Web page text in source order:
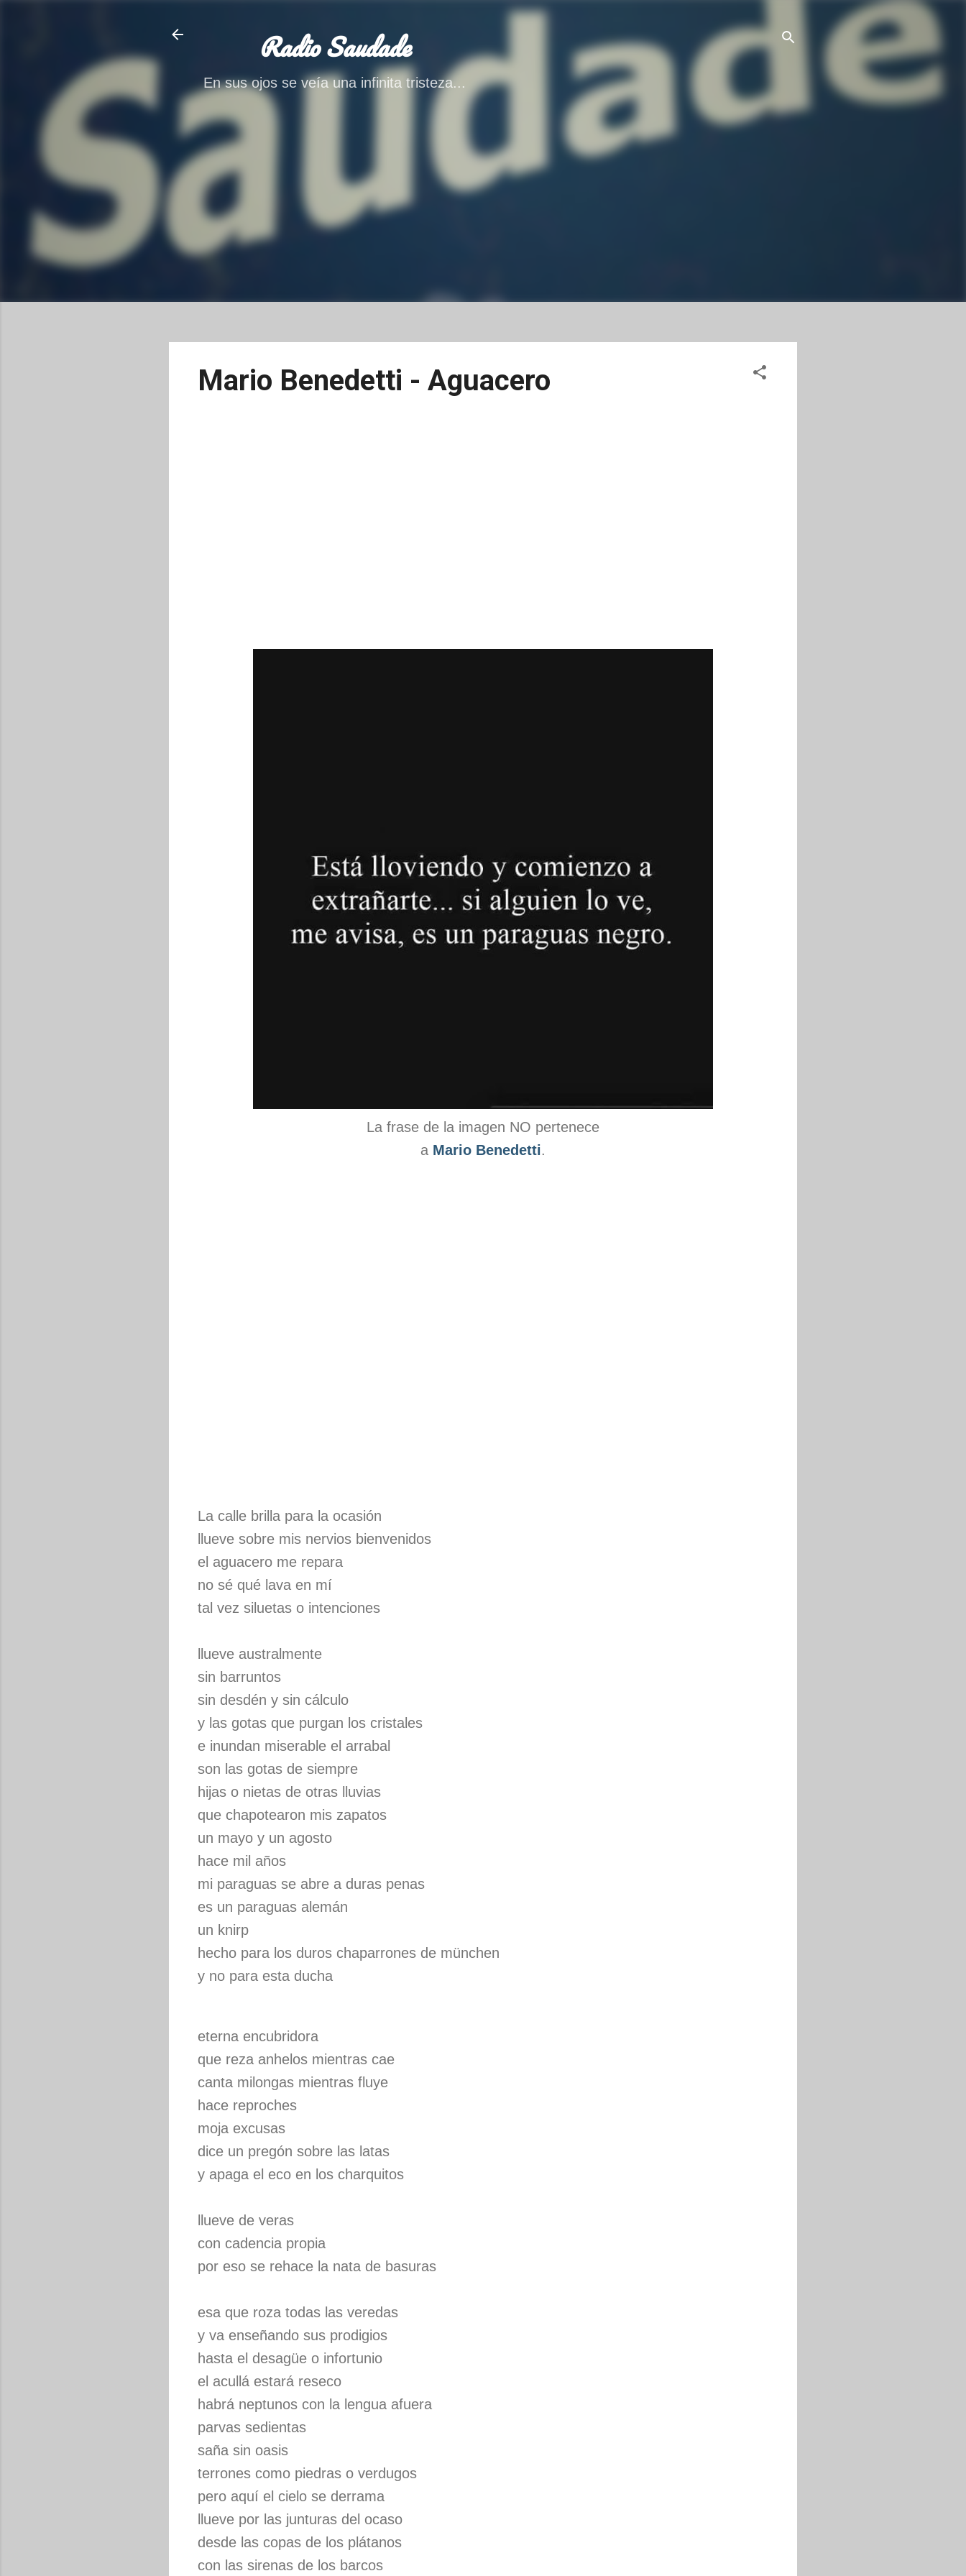
Ir al contenido principal
Radio Saudade
En sus ojos se veía una infinita tristeza...
Mario Benedetti - Aguacero
La frase de la imagen NO pertenece
a Mario Benedetti.
La calle brilla para la ocasión
llueve sobre mis nervios bienvenidos
el aguacero me repara
no sé qué lava en mí
tal vez siluetas o intenciones
llueve australmente
sin barruntos
sin desdén y sin cálculo
y las gotas que purgan los cristales
e inundan miserable el arrabal
son las gotas de siempre
hijas o nietas de otras lluvias
que chapotearon mis zapatos
un mayo y un agosto
hace mil años
mi paraguas se abre a duras penas
es un paraguas alemán
un knirp
hecho para los duros chaparrones de münchen
y no para esta ducha
eterna encubridora
que reza anhelos mientras cae
canta milongas mientras fluye
hace reproches
moja excusas
dice un pregón sobre las latas
y apaga el eco en los charquitos
llueve de veras
con cadencia propia
por eso se rehace la nata de basuras
esa que roza todas las veredas
y va enseñando sus prodigios
hasta el desagüe o infortunio
el acullá estará reseco
habrá neptunos con la lengua afuera
parvas sedientas
saña sin oasis
terrones como piedras o verdugos
pero aquí el cielo se derrama
llueve por las junturas del ocaso
desde las copas de los plátanos
con las sirenas de los barcos